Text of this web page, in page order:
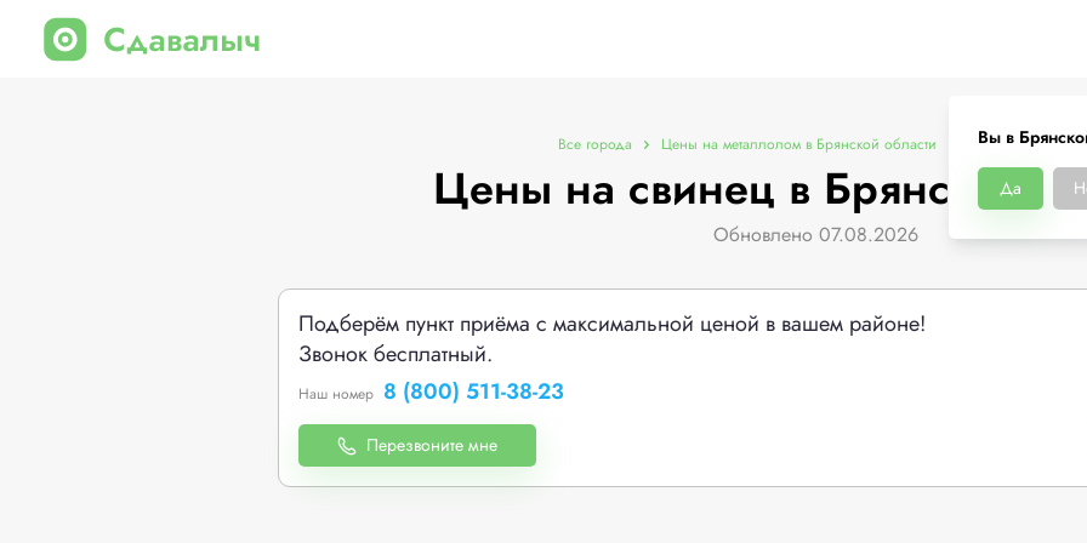
Вы в
Да
Все города Цены на металлолом в Брянской области Цены на свинец
Цены на свинец в Брянской
Обновлено 07.08.2026
Подберём пункт приёма с максимальной ценой в вашем районе!
Звонок бесплатный.
Наш номер 8 (800) 511-38-23
Перезвоните мне